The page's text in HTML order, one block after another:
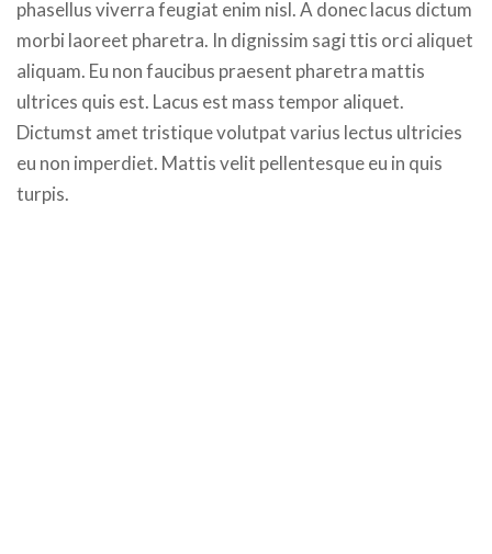
phasellus viverra feugiat enim nisl. A donec lacus dictum
morbi laoreet pharetra. In dignissim sagi ttis orci aliquet
aliquam. Eu non faucibus praesent pharetra mattis
ultrices quis est. Lacus est mass tempor aliquet.
Dictumst amet tristique volutpat varius lectus ultricies
eu non imperdiet. Mattis velit pellentesque eu in quis
turpis.